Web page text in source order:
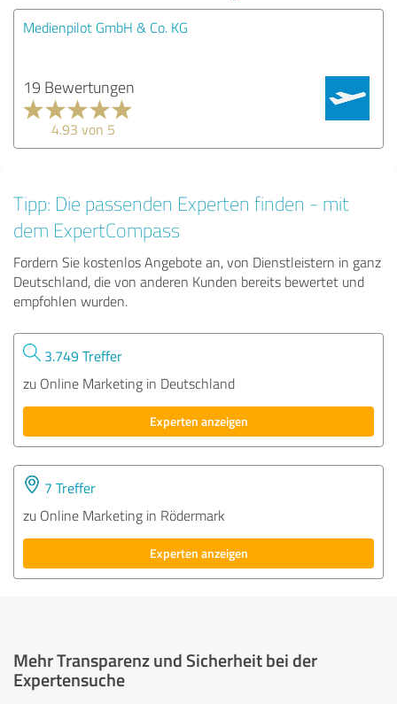
Medienpilot GmbH & Co. KG
19 Bewertungen
4.93 von 5
Tipp: Die passenden Experten finden - mit
dem ExpertCompass
Fordern Sie kostenlos Angebote an, von Dienstleistern in ganz
Deutschland, die von anderen Kunden bereits bewertet und
empfohlen wurden.
3.749 Treffer
zu Online Marketing in Deutschland
Experten anzeigen
7 Treffer
zu Online Marketing in Rödermark
Experten anzeigen
Mehr Transparenz und Sicherheit bei der
Expertensuche